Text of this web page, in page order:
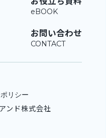
お問い合わせ
リシー
ド株式会社